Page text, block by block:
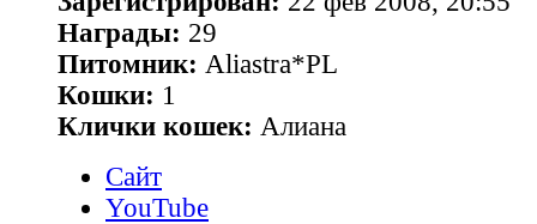
Награды: 29
Питомник: Aliastra*PL
Кошки: 1
Клички кошек: Алиана
Сайт
YouTube